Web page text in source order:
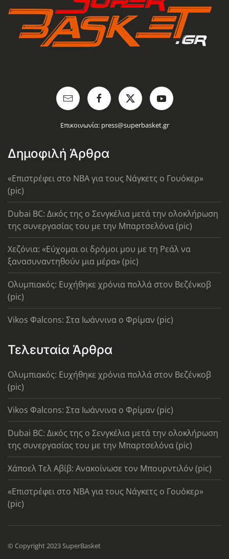
Επικοινωνία: press@superbasket.gr
Δημοφιλή Άρθρα
«Επιστρέφει στο ΝΒΑ για τους Νάγκετς ο Γουόκερ»
(pic)
Dubai BC: Δικός της ο Σενγκέλια μετά την ολοκλήρωση
της συνεργασίας του με την Μπαρτσελόνα (pic)
Χεζόνια: «Εύχομαι οι δρόμοι μου με τη Ρεάλ να
ξανασυναντηθούν μια μέρα» (pic)
Ολυμπιακός: Ευχήθηκε χρόνια πολλά στον Βεζένκοβ
(pic)
Vikos Φalcons: Στα Ιωάννινα ο Φρίμαν (pic)
Τελευταία Άρθρα
Ολυμπιακός: Ευχήθηκε χρόνια πολλά στον Βεζένκοβ
(pic)
Vikos Φalcons: Στα Ιωάννινα ο Φρίμαν (pic)
Dubai BC: Δικός της ο Σενγκέλια μετά την ολοκλήρωση
της συνεργασίας του με την Μπαρτσελόνα (pic)
Χάποελ Τελ Αβίβ: Ανακοίνωσε τον Μπουρντιλόν (pic)
«Επιστρέφει στο ΝΒΑ για τους Νάγκετς ο Γουόκερ»
(pic)
© Copyright 2023 SuperBasket